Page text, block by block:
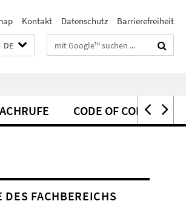
Kontakt Datenschutz Barrierefreiheit
DE Suchbegriffe
CODE OF CONDUCT
FACHBEREICHS